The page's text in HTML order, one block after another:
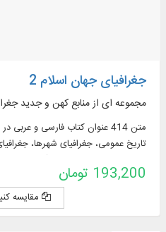
جغرافیای جهان اسلام 2
مجموعه ای از منابع کهن و جدید
تاریخ عمومی، جغرافیای شهرها،
مزارات، مسالک، معجم جغرافیایی و ...
193,200 تومان
مقایسه